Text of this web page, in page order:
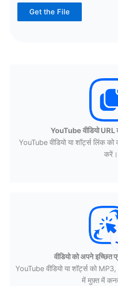
Get the File
YouTube वीडियो
YouTube वीडियो या शॉर्ट्स लिंक
करें।
वीडियो को अपने इच्छित
YouTube वीडियो या शॉर्ट्स को
में मुफ़्त में